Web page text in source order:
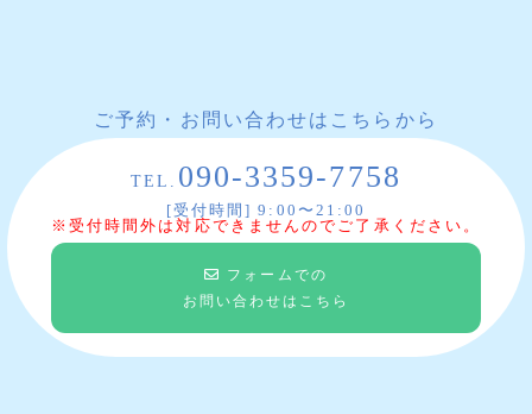
ご予約・お問い合わせはこちらから
TEL. 090-3359-7758
[受付時間] 9:00〜21:00
※受付時間外は対応できませんのでご了承ください。
フォームでの
お問い合わせはこちら